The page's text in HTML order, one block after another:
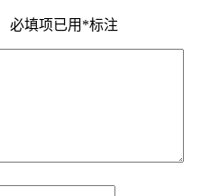
必填项已用 *标注